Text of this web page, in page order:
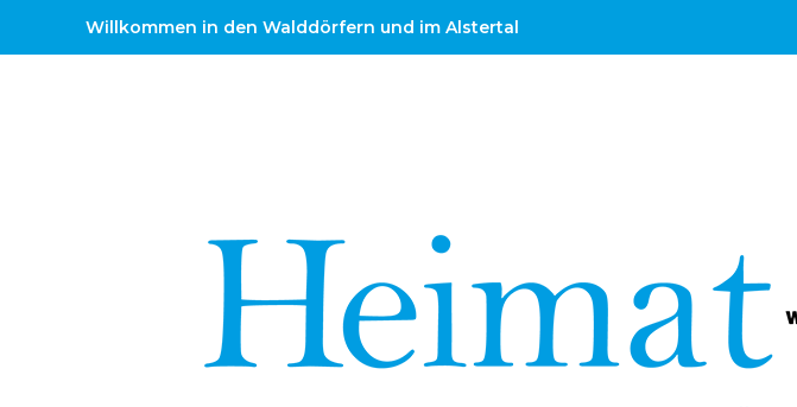
Willkommen in den Walddörfern und im Alstertal